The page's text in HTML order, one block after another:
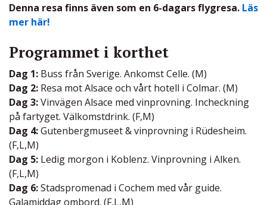
Denna resa finns även som en 6-dagars flygresa. Läs
mer här!
Programmet i korthet
Dag 1: Buss från Sverige. Ankomst Celle. (M)
Dag 2: Resa mot Alsace och vårt hotell i Colmar. (M)
Dag 3:Vinvägen Alsace med vinprovning. Incheckning
på fartyget. Välkomstdrink. (F,M)
Dag 4:Gutenbergmuseet & vinprovning i Rüdesheim.
(F,L,M)
Dag 5: Ledig morgon i Koblenz. Vinprovning i Alken.
(F,L,M)
Dag 6:Stadspromenad i Cochem med vår guide.
Galamiddag ombord. (F,L,M)